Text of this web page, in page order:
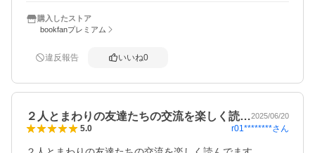
購入したストア
bookfanプレミアム
違反報告 いいね0
２人とまわりの友達たちの交流を楽しく読…2025/06/20
5.0 r01********さん